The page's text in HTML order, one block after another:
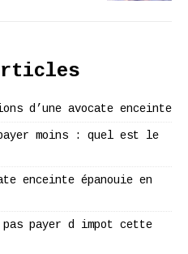
d’une avocate enceinte
moins : quel est le
enceinte épanouie en
pas payer d impot cette